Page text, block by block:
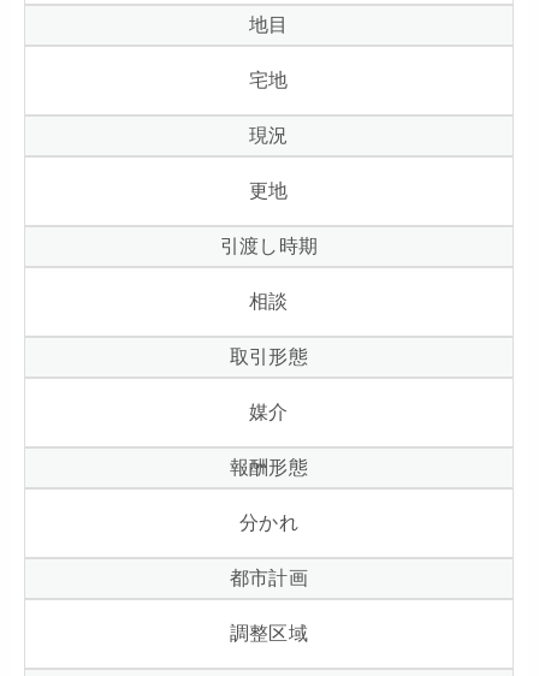
地目
宅地
現況
更地
引渡し時期
相談
取引形態
媒介
報酬形態
分かれ
都市計画
調整区域